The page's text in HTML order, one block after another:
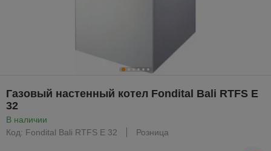
Газовый настенный котел Fondital Bali RTFS E
32
В наличии
Код: Fondital Bali RTFS E 32
Розница